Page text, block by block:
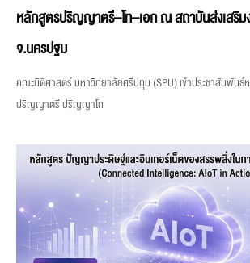
หลักสูตรปริญญาตรี–โท–เอก ณ สถาบันส่งเสริ
จ.นครปฐม
คณะนิติศาสตร์ มหาวิทยาลัยศรีปทุม (SPU) เข้าประชาสัมพันธ์
ปริญญาตรี ปริญญาโท